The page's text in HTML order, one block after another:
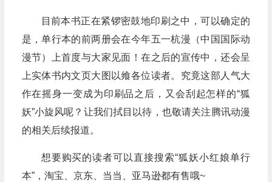
目前本书正在紧锣密鼓地印刷之中，可以确定的
是，单行本的前两册会在今年五一杭漫（中国国际动
漫节）上首度与大家见面！在之后的宣传中，还会呈
上实体书内文页大图以飨各位读者。究竟这部人气大
作在摇身一变成为印刷品之后，又会刮起怎样的“狐
妖”小旋风呢？让我们拭目以待，也敬请关注腾讯动漫
的相关后续报道。
想要购买的读者可以直接搜索“狐妖小红娘单行
本”，淘宝、京东、当当、亚马逊都有售哦~